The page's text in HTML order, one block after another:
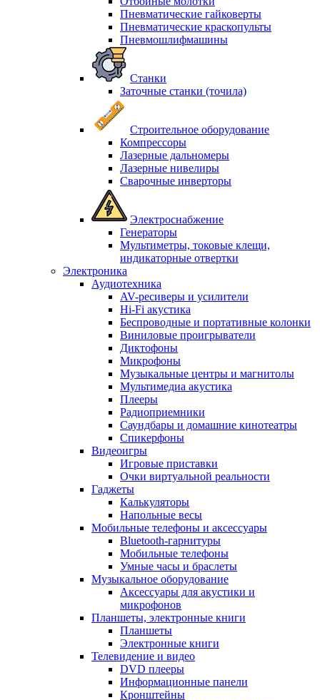
Пневматические гайковерты
Пневматические краскопульты
Пневмошлифмашины
Станки
Заточные станки (точила)
Строительное оборудование
Компрессоры
Лазерные дальномеры
Лазерные нивелиры
Сварочные инверторы
Электроснабжение
Генераторы
Мультиметры, токовые клещи,
индикаторные отвертки
Электроника
Аудиотехника
AV-ресиверы и усилители
Hi-Fi акустика
Беспроводные и портативные колонки
Виниловые проигрыватели
Диктофоны
Микрофоны
Музыкальные центры и магнитолы
Мультимедиа акустика
Плееры
Радиоприемники
Саундбары и домашние кинотеатры
Спикерфоны
Видеоигры
Игровые приставки
Очки виртуальной реальности
Гаджеты
Калькуляторы
Напольные весы
Мобильные телефоны и аксессуары
Bluetooth-гарнитуры
Мобильные телефоны
Умные часы и браслеты
Музыкальное оборудование
Аксессуары для акустики и
микрофонов
Планшеты, электронные книги
Планшеты
Электронные книги
Телевидение и видео
DVD плееры
Информационные панели
Кронштейны